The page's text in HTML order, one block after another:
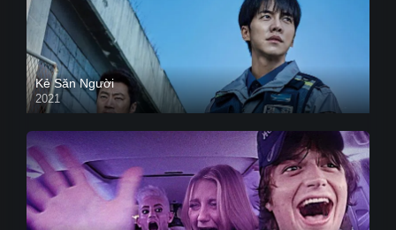
Kẻ Săn Người
2021